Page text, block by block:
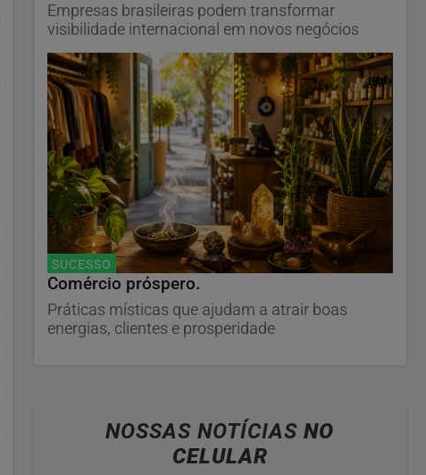
Empresas brasileiras podem transformar
visibilidade internacional em novos negócios
SUCESSO
Comércio próspero.
Práticas místicas que ajudam a atrair boas
energias, clientes e prosperidade
NOSSAS NOTÍCIASNO
CELULAR